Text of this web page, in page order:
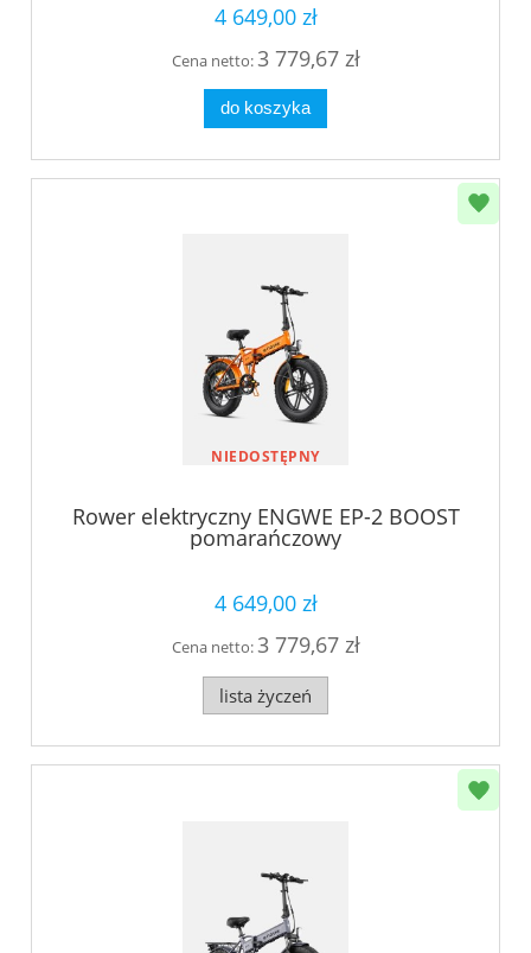
4 649,00 zł
Cena netto:3 779,67 zł
do koszyka
NIEDOSTĘPNY
Rower elektryczny ENGWE EP-2 BOOST
pomarańczowy
4 649,00 zł
Cena netto:3 779,67 zł
lista życzeń